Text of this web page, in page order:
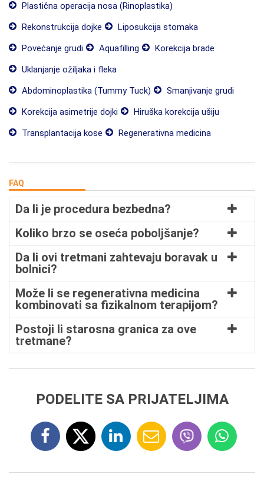
Plastična operacija nosa (Rinoplastika)
Rekonstrukcija dojke
Liposukcija stomaka
Povećanje grudi
Aquafilling
Korekcija brade
Uklanjanje ožiljaka i fleka
Abdominoplastika (Tummy Tuck)
Smanjivanje grudi
Korekcija asimetrije dojki
Hiruška korekcija ušiju
Transplantacija kose
Regenerativna medicina
FAQ
Da li je procedura bezbedna?
Koliko brzo se oseća poboljšanje?
Da li ovi tretmani zahtevaju boravak u
bolnici?
Može li se regenerativna medicina
kombinovati sa fizikalnom terapijom?
Postoji li starosna granica za ove
tretmane?
PODELITE SA PRIJATELJIMA